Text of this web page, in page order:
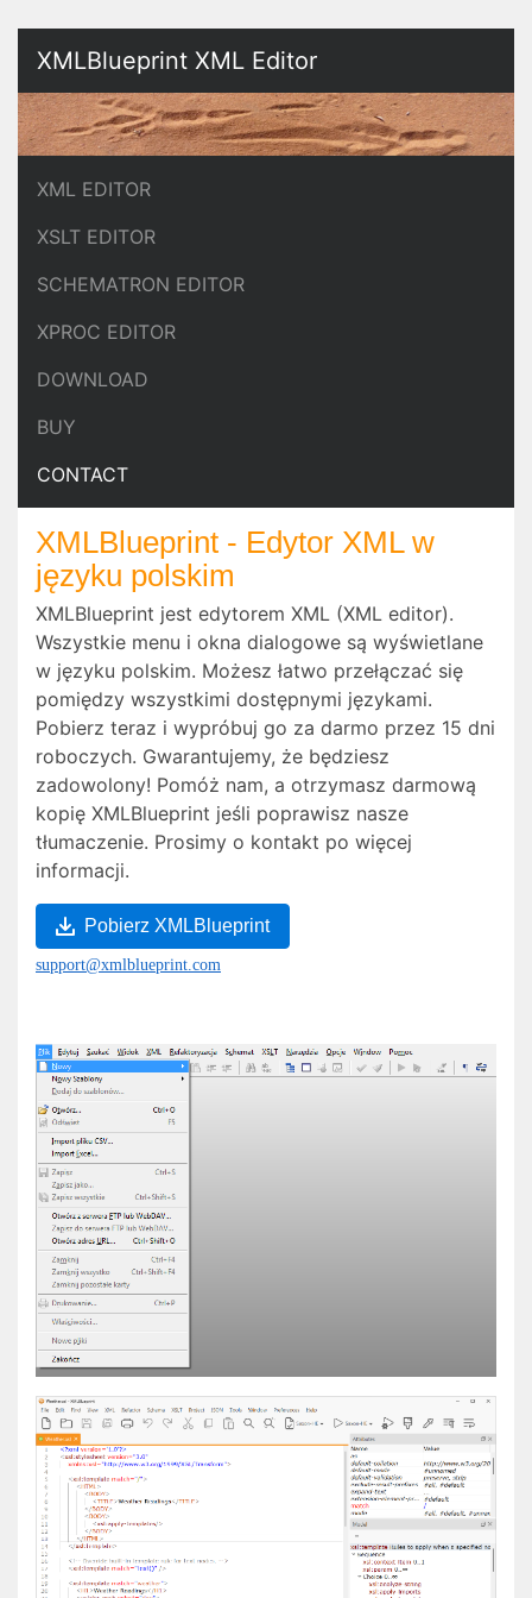
XMLBlueprint XML Editor
XML EDITOR
XSLT EDITOR
SCHEMATRON EDITOR
XPROC EDITOR
DOWNLOAD
BUY
CONTACT
XMLBlueprint - Edytor XML w
języku polskim
XMLBlueprint jest edytorem XML (XML editor).
Wszystkie menu i okna dialogowe są wyświetlane
w języku polskim. Możesz łatwo przełączać się
pomiędzy wszystkimi dostępnymi językami.
Pobierz teraz i wypróbuj go za darmo przez 15 dni
roboczych. Gwarantujemy, że będziesz
zadowolony! Pomóż nam, a otrzymasz darmową
kopię XMLBlueprint jeśli poprawisz nasze
tłumaczenie. Prosimy o kontakt po więcej
informacji.
Pobierz XMLBlueprint
support@xmlblueprint.com